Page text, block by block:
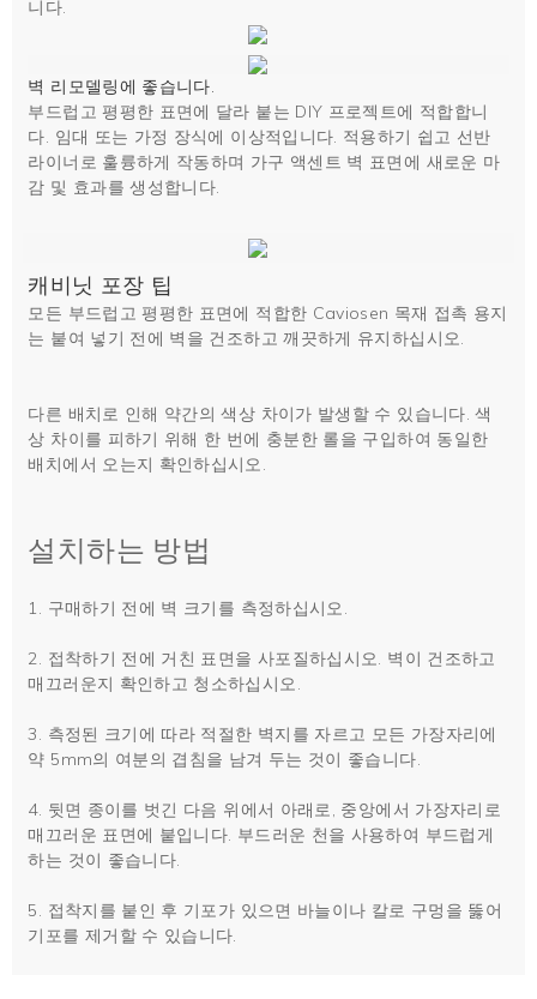
니다.
벽 리모델링에 좋습니다.
부드럽고 평평한 표면에 달라 붙는 DIY 프로젝트에 적합합니
다. 임대 또는 가정 장식에 이상적입니다. 적용하기 쉽고 선반
라이너로 훌륭하게 작동하며 가구 액센트 벽 표면에 새로운 마
감 및 효과를 생성합니다.
캐비닛 포장 팁
모든 부드럽고 평평한 표면에 적합한 Caviosen 목재 접촉 용지
는 붙여 넣기 전에 벽을 건조하고 깨끗하게 유지하십시오.
다른 배치로 인해 약간의 색상 차이가 발생할 수 있습니다. 색
상 차이를 피하기 위해 한 번에 충분한 롤을 구입하여 동일한
배치에서 오는지 확인하십시오.
설치하는 방법
1. 구매하기 전에 벽 크기를 측정하십시오.
2. 접착하기 전에 거친 표면을 사포질하십시오. 벽이 건조하고
매끄러운지 확인하고 청소하십시오.
3. 측정된 크기에 따라 적절한 벽지를 자르고 모든 가장자리에
약 5mm의 여분의 겹침을 남겨 두는 것이 좋습니다.
4. 뒷면 종이를 벗긴 다음 위에서 아래로, 중앙에서 가장자리로
매끄러운 표면에 붙입니다. 부드러운 천을 사용하여 부드럽게
하는 것이 좋습니다.
5. 접착지를 붙인 후 기포가 있으면 바늘이나 칼로 구멍을 뚫어
기포를 제거할 수 있습니다.